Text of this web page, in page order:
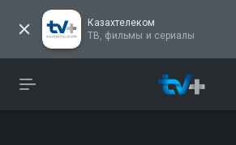
Казахтелеком
ТВ, фильмы и сериалы